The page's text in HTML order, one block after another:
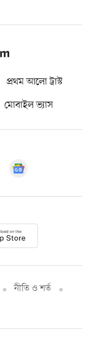
প্রথম আলো ট্রাস্ট
মোবাইল ভ্যাস
নীতি ও শর্ত